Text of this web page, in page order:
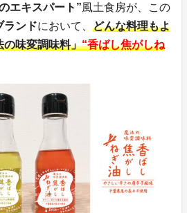
エキスパート”風土食房が、この
ランドにおいて、 どんな料理もよ
の味変調味料」“香ばし焦がしね